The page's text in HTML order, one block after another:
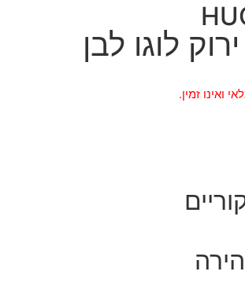
לוגו לבן
ואינו זמין.